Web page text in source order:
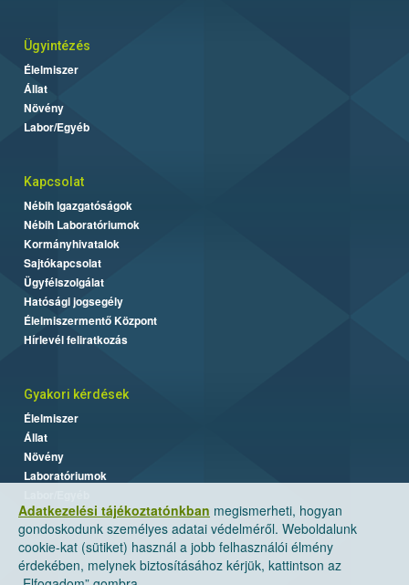
Adatkezelési tájékoztatónkban megismerheti, hogyan
gondoskodunk személyes adatai védelméről. Weboldalunk
cookie-kat (sütiket) használ a jobb felhasználói élmény
érdekében, melynek biztosításához kérjük, kattintson az
Ügyintézés
Élelmiszer
Állat
Növény
Labor/Egyéb
Kapcsolat
Nébih Igazgatóságok
Nébih Laboratóriumok
Kormányhivatalok
Sajtókapcsolat
Ügyfélszolgálat
Hatósági jogsegély
Élelmiszermentő Központ
Hírlevél feliratkozás
Gyakori kérdések
Élelmiszer
Állat
Növény
Laboratóriumok